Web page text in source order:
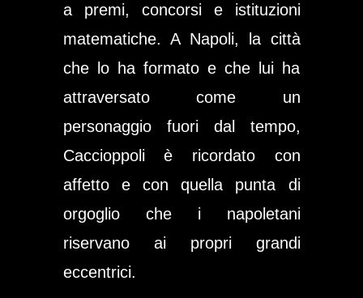
a premi, concorsi e istituzioni
matematiche. A Napoli, la città
che lo ha formato e che lui ha
attraversato come un
personaggio fuori dal tempo,
Caccioppoli è ricordato con
affetto e con quella punta di
orgoglio che i napoletani
riservano ai propri grandi
eccentrici.